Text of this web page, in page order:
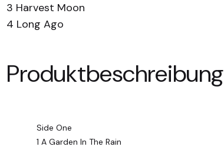
3 Harvest Moon
4 Long Ago
Produktbeschreibung
Side One
1 A Garden In The Rain